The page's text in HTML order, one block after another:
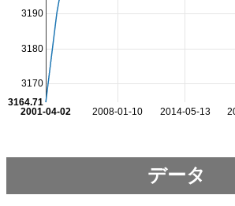
2008-01-10 2014-05-13
2001-04-02
3170
3180
3190
3164.71
データ